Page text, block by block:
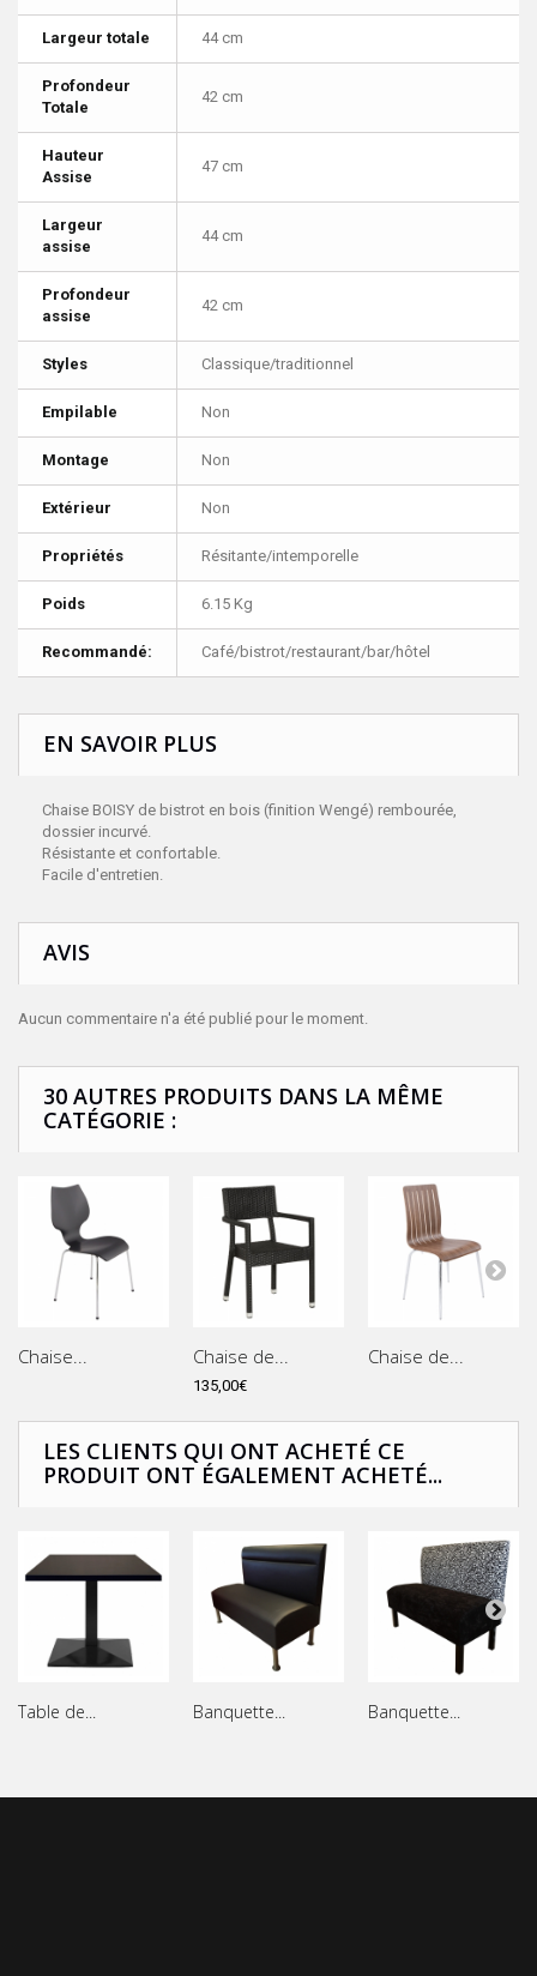
Largeur totale 44 cm
Profondeur
Totale
42 cm
Hauteur
Assise
47 cm
Largeur
assise
44 cm
Profondeur
assise
42 cm
Styles Classique/traditionnel
Empilable Non
Montage Non
Extérieur Non
Propriétés Résitante/intemporelle
Poids 6.15 Kg
Recommandé: Café/bistrot/restaurant/bar/hôtel
EN SAVOIR PLUS
Chaise BOISY de bistrot en bois (finition Wengé) rembourée,
dossier incurvé.
Résistante et confortable.
Facile d'entretien.
AVIS
Aucun commentaire n'a été publié pour le moment.
30 AUTRES PRODUITS DANS LA MÊME
CATÉGORIE :
Chaise... Chaise de...
135,00€
Chaise de...
LES CLIENTS QUI ONT ACHETÉ CE
PRODUIT ONT ÉGALEMENT ACHETÉ...
Table de... Banquette... Banquette...